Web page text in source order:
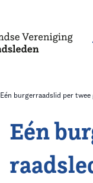
Eén burgerraadslid per twee
Eén